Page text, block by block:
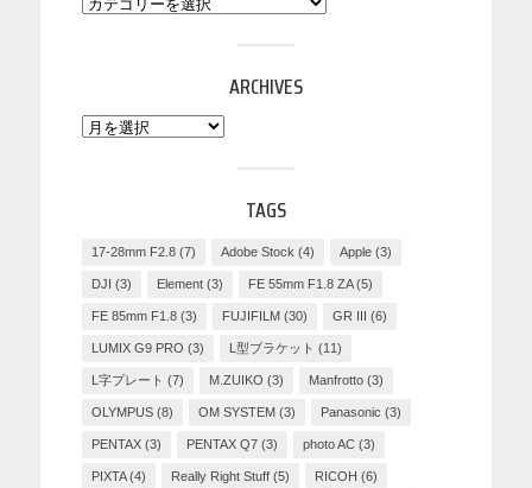
ARCHIVES
TAGS
17-28mm F2.8(7) Adobe Stock (4) Apple(3)
DJI (3) Element(3) FE 55mm F1.8 ZA(5)
FE 85mm F1.8(3) FUJIFILM(30) GR III (6)
LUMIX G9 PRO (3) L型ブラケット (11)
L字プレート (7) M.ZUIKO (3) Manfrotto(3)
OLYMPUS(8) OM SYSTEM(3) Panasonic (3)
PENTAX(3) PENTAX Q7(3) photo AC(3)
PIXTA(4) Really Right Stuff(5) RICOH (6)